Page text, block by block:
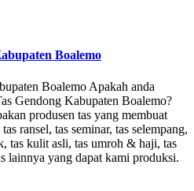
Boalemo
Boalemo Apakah anda
Gendong Kabupaten Boalemo?
produsen tas yang membuat
ransel, tas seminar, tas selempang,
tas kulit asli, tas umroh & haji, tas
lainnya yang dapat kami produksi.